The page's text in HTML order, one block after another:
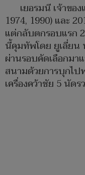
เยอรมนี เจ้าข
1974, 1990) และ
แต่กลับตกรอบแรก
นี้คุมทัพโดย ยูเลี่ยน
ผ่านรอบคัดเลือกมา
สนามด้วยการบุกไป
เครื่องคว้าชัย 5 นัด